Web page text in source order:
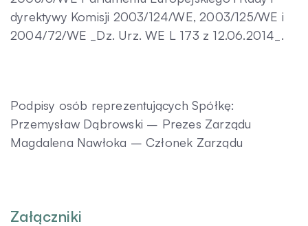
dyrektywy Komisji 2003/124/WE, 2003/125/WE i
2004/72/WE _Dz. Urz. WE L 173 z 12.06.2014_.
Podpisy osób reprezentujących Spółkę:
Przemysław Dąbrowski – Prezes Zarządu
Magdalena Nawłoka – Członek Zarządu
Załączniki